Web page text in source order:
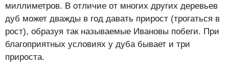
миллиметров. В отличие от многих других деревьев
дуб может дважды в год давать прирост (трогаться в
рост), образуя так называемые Ивановы побеги. При
благоприятных условиях у дуба бывает и три
прироста.